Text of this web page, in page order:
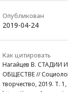
Опубликован
2019-04-24
Как цитировать
Нагайцев В.
ОБЩЕСТВЕ //
творчество, 2019. Т.